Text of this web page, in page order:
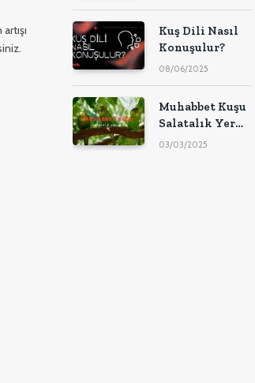
Kuş Dili Nasıl
Konuşulur?
08/06/2025
Muhabbet Kuşu
Salatalık Yer
Mi?
03/03/2025